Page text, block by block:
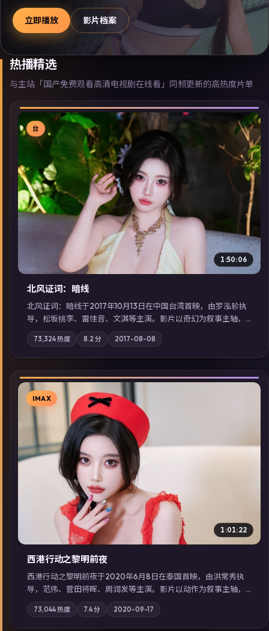
立即播放 影片档案
热播精选
与主站「国产免费观看高清电视剧在线看」同频更新的高热度片单
▶
台
1:50:06
北风证词：暗线
北风证词：暗线于2017年10月13日在中国台湾首映，由罗泓轸执
导，松坂桃李、雷佳音、文淇等主演。影片以奇幻为叙事主轴，
旧案重提，真相与谎言在同一条时间线上交锋；摄影与配乐强化
地域气质；站内亦可通过「国产免费观看高清电视剧在线看」延
展检索同类型高分佳作，畅享高清在线追剧体验。
73,324热度 8.2 分 2017-08-08
▶
IMAX
1:01:22
西港行动之黎明前夜
西港行动之黎明前夜于2020年6月8日在泰国首映，由洪常秀执
导，范伟、菅田将晖、周润发等主演。影片以动作为叙事主轴，
亲情与职责必须在倒计时结束前做出抉择；摄影与配乐强化地域
气质；站内亦可通过「国产免费观看高清电视剧在线看」延展检
索同类型高分佳作，畅享高清在线追剧体验。
73,044热度 7.4分 2020-09-17